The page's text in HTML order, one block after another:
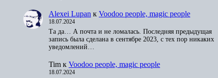
Alexei Lupan к Voodoo people, magic people
18.07.2024
Та да… А почта и не ломалась. Последняя предыдущая
запись была сделана в сентябре 2023, с тех пор никаких
уведомлений…
Tim к Voodoo people, magic people
18.07.2024